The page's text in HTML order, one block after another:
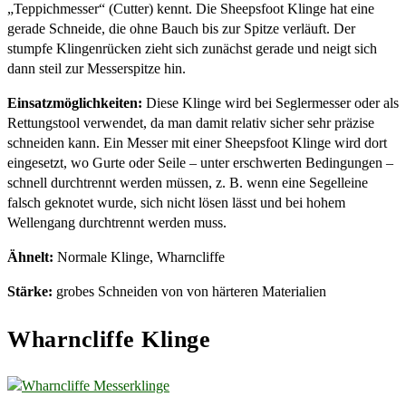
„Teppichmesser“ (Cutter) kennt. Die Sheepsfoot Klinge hat eine
gerade Schneide, die ohne Bauch bis zur Spitze verläuft. Der
stumpfe Klingenrücken zieht sich zunächst gerade und neigt sich
dann steil zur Messerspitze hin.
Einsatzmöglichkeiten: Diese Klinge wird bei Seglermesser oder als
Rettungstool verwendet, da man damit relativ sicher sehr präzise
schneiden kann. Ein Messer mit einer Sheepsfoot Klinge wird dort
eingesetzt, wo Gurte oder Seile – unter erschwerten Bedingungen –
schnell durchtrennt werden müssen, z. B. wenn eine Segelleine
falsch geknotet wurde, sich nicht lösen lässt und bei hohem
Wellengang durchtrennt werden muss.
Ähnelt: Normale Klinge, Wharncliffe
Stärke: grobes Schneiden von von härteren Materialien
Wharncliffe Klinge